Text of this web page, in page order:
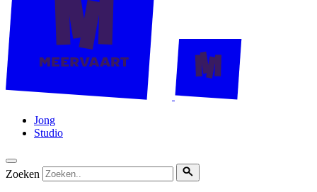
Jong
Studio
Zoeken